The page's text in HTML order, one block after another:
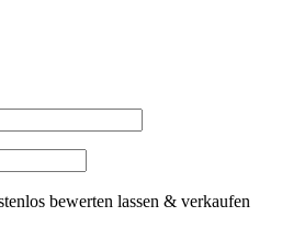
bewerten lassen & verkaufen